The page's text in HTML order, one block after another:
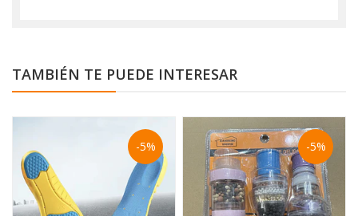
TAMBIÉN TE PUEDE INTERESAR
-5% -5%